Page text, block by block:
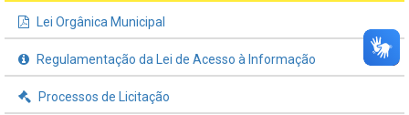
Lei Orgânica Municipal
Regulamentação da Lei de Acesso à Informação
Processos de Licitação